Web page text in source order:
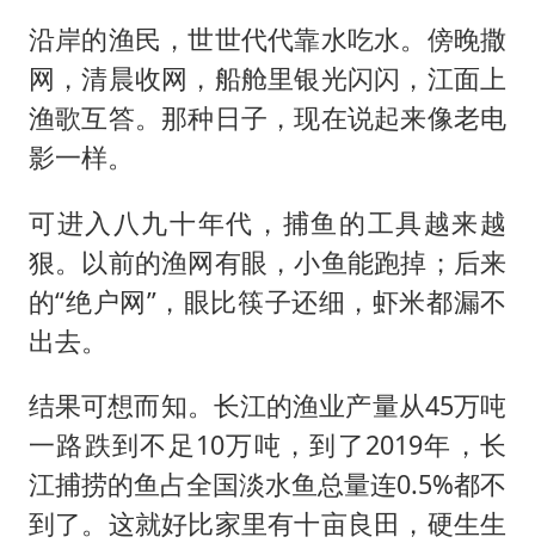
沿岸的渔民，世世代代靠水吃水。傍晚撒
网，清晨收网，船舱里银光闪闪，江面上
渔歌互答。那种日子，现在说起来像老电
影一样。
可进入八九十年代，捕鱼的工具越来越
狠。以前的渔网有眼，小鱼能跑掉；后来
的“绝户网”，眼比筷子还细，虾米都漏不
出去。
结果可想而知。长江的渔业产量从45万吨
一路跌到不足10万吨，到了2019年，长
江捕捞的鱼占全国淡水鱼总量连0.5%都不
到了。这就好比家里有十亩良田，硬生生